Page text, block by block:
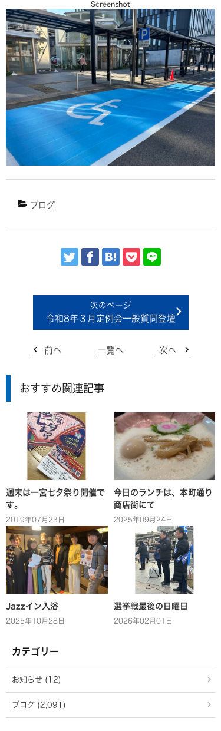
Screenshot
ブログ
令和8年３月定例会一般質問登壇
前へ 一覧へ 次へ
おすすめ関連記事
週末は一宮七夕祭り開催で
す。
2019年07月23日
今日のランチは、本町通り
商店街にて
2025年09月24日
Jazzイン入浴
2025年10月28日
選挙戦最後の日曜日
2026年02月01日
カテゴリー
お知らせ (12)
ブログ (2,091)